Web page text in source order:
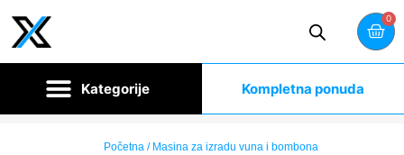
0
Kompletna ponuda
Početna / Masina za izradu vuna i bombona